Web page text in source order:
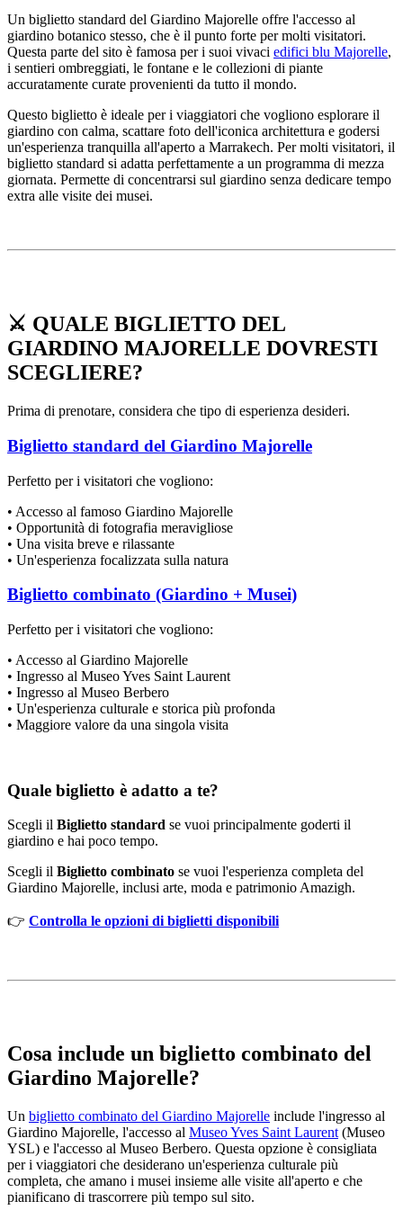
Un biglietto standard del Giardino Majorelle offre l'accesso al
giardino botanico stesso, che è il punto forte per molti visitatori.
Questa parte del sito è famosa per i suoi vivaci edifici blu Majorelle,
i sentieri ombreggiati, le fontane e le collezioni di piante
accuratamente curate provenienti da tutto il mondo.
Questo biglietto è ideale per i viaggiatori che vogliono esplorare il
giardino con calma, scattare foto dell'iconica architettura e godersi
un'esperienza tranquilla all'aperto a Marrakech. Per molti visitatori, il
biglietto standard si adatta perfettamente a un programma di mezza
giornata. Permette di concentrarsi sul giardino senza dedicare tempo
extra alle visite dei musei.
⚔️ QUALE BIGLIETTO DEL
GIARDINO MAJORELLE DOVRESTI
SCEGLIERE?
Prima di prenotare, considera che tipo di esperienza desideri.
Biglietto standard del Giardino Majorelle
Perfetto per i visitatori che vogliono:
• Accesso al famoso Giardino Majorelle
• Opportunità di fotografia meravigliose
• Una visita breve e rilassante
• Un'esperienza focalizzata sulla natura
Biglietto combinato (Giardino + Musei)
Perfetto per i visitatori che vogliono:
• Accesso al Giardino Majorelle
• Ingresso al Museo Yves Saint Laurent
• Ingresso al Museo Berbero
• Un'esperienza culturale e storica più profonda
• Maggiore valore da una singola visita
Quale biglietto è adatto a te?
Scegli il Biglietto standard se vuoi principalmente goderti il
giardino e hai poco tempo.
Scegli il Biglietto combinato se vuoi l'esperienza completa del
Giardino Majorelle, inclusi arte, moda e patrimonio Amazigh.
👉 Controlla le opzioni di biglietti disponibili
Cosa include un biglietto combinato del
Giardino Majorelle?
Un biglietto combinato del Giardino Majorelle include l'ingresso al
Giardino Majorelle, l'accesso al Museo Yves Saint Laurent (Museo
YSL) e l'accesso al Museo Berbero. Questa opzione è consigliata
per i viaggiatori che desiderano un'esperienza culturale più
completa, che amano i musei insieme alle visite all'aperto e che
pianificano di trascorrere più tempo sul sito.